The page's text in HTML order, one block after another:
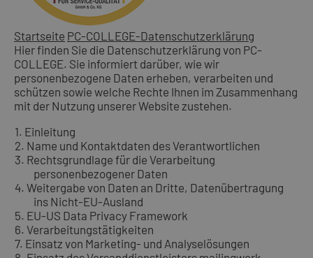
Startseite PC-COLLEGE-Datenschutzerklärung
Hier finden Sie die Datenschutzerklärung von PC-
COLLEGE. Sie informiert darüber, wie wir
personenbezogene Daten erheben, verarbeiten und
schützen sowie welche Rechte Ihnen im Zusammenhang
mit der Nutzung unserer Website zustehen.
1. Einleitung
2. Name und Kontaktdaten des Verantwortlichen
3. Rechtsgrundlage für die Verarbeitung
personenbezogener Daten
4. Weitergabe von Daten an Dritte, Datenübertragung
ins Nicht-EU-Ausland
5. EU-US Data Privacy Framework
6. Verarbeitungstätigkeiten
7. Einsatz von Marketing- und Analyselösungen